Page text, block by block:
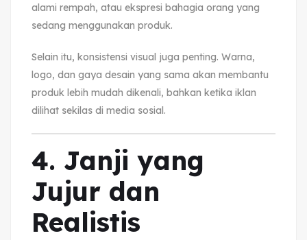
alami rempah, atau ekspresi bahagia orang yang
sedang menggunakan produk.
Selain itu, konsistensi visual juga penting. Warna,
logo, dan gaya desain yang sama akan membantu
produk lebih mudah dikenali, bahkan ketika iklan
dilihat sekilas di media sosial.
4. Janji yang
Jujur dan
Realistis